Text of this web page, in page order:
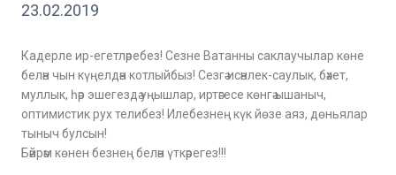
23.02.2019
Кадерле ир-егетләребез! Сезне Ватанны саклаучылар көне
белән чын күңелдән котлыйбыз! Сезгә исәнлек-саулык, бәхет,
муллык, һәр эшегездә уңышлар, иртәгесе көнгә ышаныч,
оптимистик рух телибез! Илебезнең күк йөзе аяз, дөньялар
тыныч булсын!
Бәйрәм көнен безнең белән үткәрегез!!!